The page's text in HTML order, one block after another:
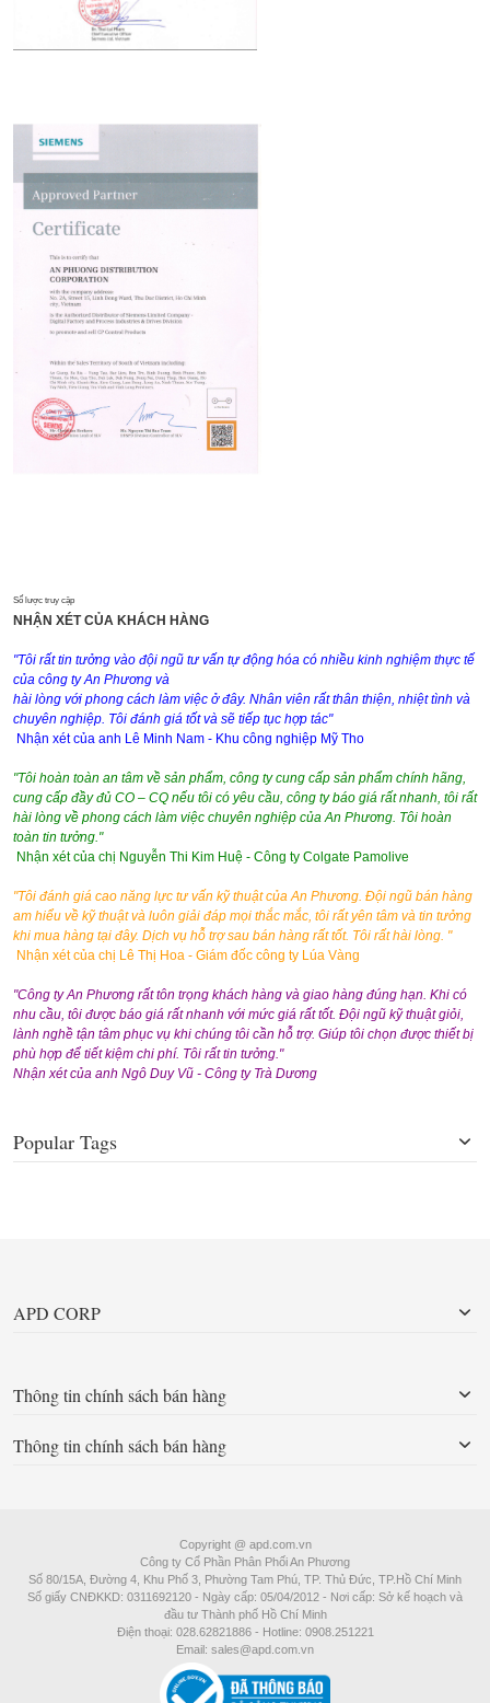
Số lược truy cập
NHẬN XÉT CỦA KHÁCH HÀNG
"Tôi rất tin tưởng vào đội ngũ tư vấn tự động hóa có nhiều kinh nghiệm thực tế
của công ty An Phương và
hài lòng với phong cách làm việc ở đây. Nhân viên rất thân thiện, nhiệt tình và
chuyên nghiệp. Tôi đánh giá tốt và sẽ tiếp tục hợp tác"
Nhận xét của anh Lê Minh Nam - Khu công nghiệp Mỹ Tho
"Tôi hoàn toàn an tâm về sản phẩm, công ty cung cấp sản phẩm chính hãng,
cung cấp đầy đủ CO – CQ nếu tôi có yêu cầu, công ty báo giá rất nhanh, tôi rất
hài lòng về phong cách làm việc chuyên nghiệp của An Phương. Tôi hoàn
toàn tin tưởng."
Nhận xét của chị Nguyễn Thi Kim Huệ - Công ty Colgate Pamolive
"Tôi đánh giá cao năng lực tư vấn kỹ thuật của An Phương. Đội ngũ bán hàng
am hiểu về kỹ thuật và luôn giải đáp mọi thắc mắc, tôi rất yên tâm và tin tưởng
khi mua hàng tại đây. Dịch vụ hỗ trợ sau bán hàng rất tốt. Tôi rất hài lòng. "
Nhận xét của chị Lê Thị Hoa - Giám đốc công ty Lúa Vàng
"Công ty An Phương rất tôn trọng khách hàng và giao hàng đúng hạn. Khi có
nhu cầu, tôi được báo giá rất nhanh với mức giá rất tốt. Đội ngũ kỹ thuật giỏi,
lành nghề tận tâm phục vụ khi chúng tôi cần hỗ trợ. Giúp tôi chọn được thiết bị
phù hợp để tiết kiệm chi phí. Tôi rất tin tưởng."
Nhận xét của anh Ngô Duy Vũ - Công ty Trà Dương
Popular Tags
APD CORP
Thông tin chính sách bán hàng
Thông tin chính sách bán hàng
Copyright @ apd.com.vn
Công ty Cổ Phần Phân Phối An Phương
Số 80/15A, Đường 4, Khu Phố 3, Phường Tam Phú, TP. Thủ Đức, TP.Hồ Chí Minh
Số giấy CNĐKKD: 0311692120 - Ngày cấp: 05/04/2012 - Nơi cấp: Sở kế hoạch và
đầu tư Thành phố Hồ Chí Minh
Điện thoại: 028.62821886 - Hotline: 0908.251221
Email: sales@apd.com.vn